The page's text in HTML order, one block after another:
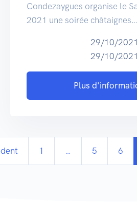
Condezaygues organise le
2021 une soirée châtaignes…
29/10/2021
29/10/2021
Plus
1 … 5 6